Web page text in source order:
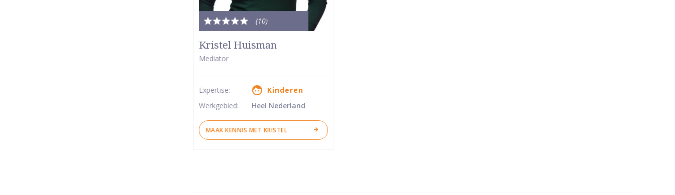
(10)
Totale
waardering:
5
sterren
Kristel Huisman
Mediator
Expertise:
Kinderen
Werkgebied:
Heel Nederland
MAAK KENNIS MET KRISTEL